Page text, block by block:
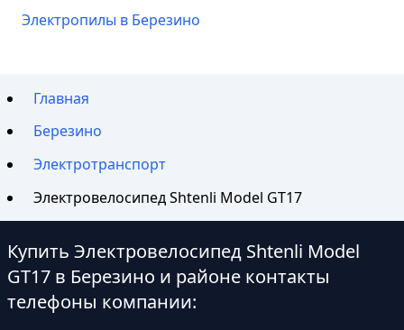
Электропилы в Березино
Главная
Березино
Электротранспорт
Электровелосипед Shtenli Model GT17
Купить Электровелосипед Shtenli Model
GT17 в Березино и районе контакты
телефоны компании: